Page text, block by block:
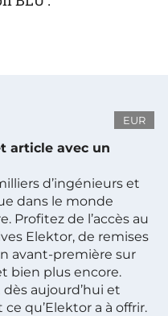
EUR
article avec un
d’ingénieurs et
dans le monde
Profitez de l’accès au
Elektor, de remises
avant-première sur
bien plus encore.
aujourd’hui et
qu’Elektor a à offrir.